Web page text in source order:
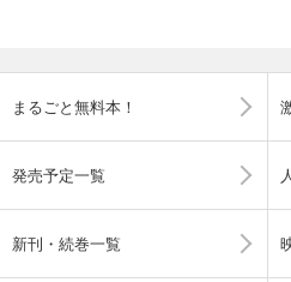
まるごと無料本！
発売予定一覧
新刊・続巻一覧